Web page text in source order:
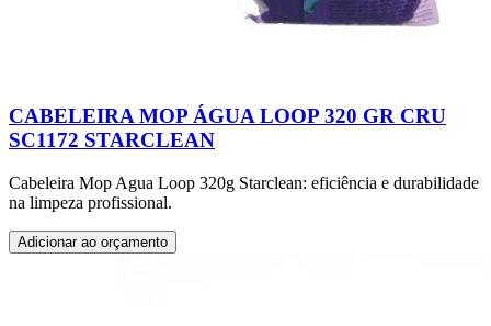
CABELEIRA MOP ÁGUA LOOP 320 GR CRU
SC1172 STARCLEAN
Cabeleira Mop Agua Loop 320g Starclean: eficiência e durabilidade
na limpeza profissional.
Adicionar ao orçamento